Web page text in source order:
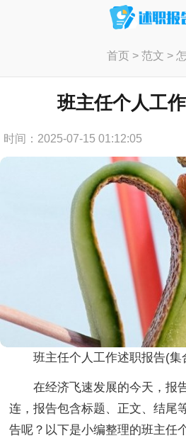
首页> 范文 >
班主任个人工
时间：2025-07-15 01:12:05
班主任个人工作述职报告(集
在经济飞速发展的今天，报
连，报告包含标题、正文、结尾
告呢？以下是小编整理的班主任